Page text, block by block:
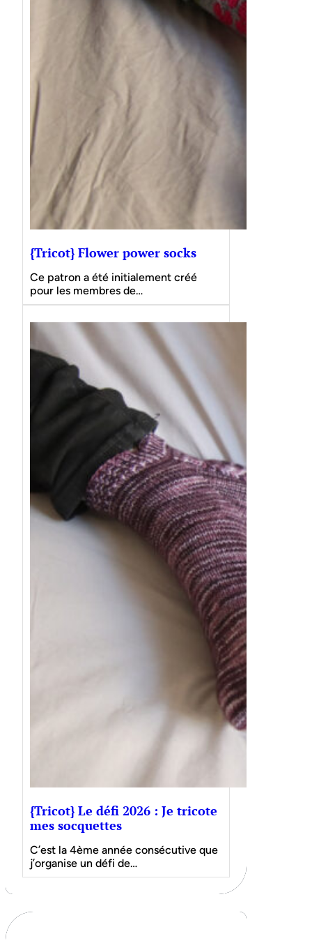
{Tricot} Flower power socks
Ce patron a été initialement créé
pour les membres de…
{Tricot} Le défi 2026 : Je tricote
mes socquettes
C’est la 4ème année consécutive que
j’organise un défi de…